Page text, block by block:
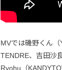
MVでは磯野くん（
TENDRE、吉田沙
Ryohu（